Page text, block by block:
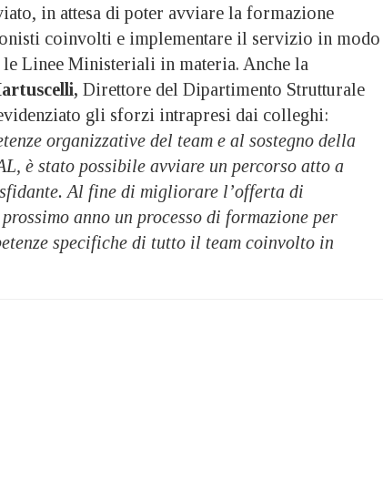
in attesa di poter avviare la formazione
coinvolti e implementare il servizio in modo
Linee Ministeriali in materia. Anche la
Direttore del Dipartimento Strutturale
gli sforzi intrapresi dai colleghi:
organizzative del team e al sostegno della
è stato possibile avviare un percorso atto a
Al fine di migliorare l’offerta di
anno un processo di formazione per
specifiche di tutto il team coinvolto in